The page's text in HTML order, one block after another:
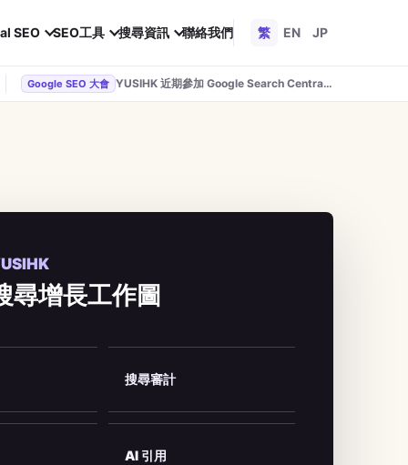
SEO SEO工具 搜尋資訊 聯絡我們 繁 EN JP
Google SEO 大會 YUSIHK 近期參加 Google Search Central Live
尋增長工作圖
搜尋審計
AI 引用